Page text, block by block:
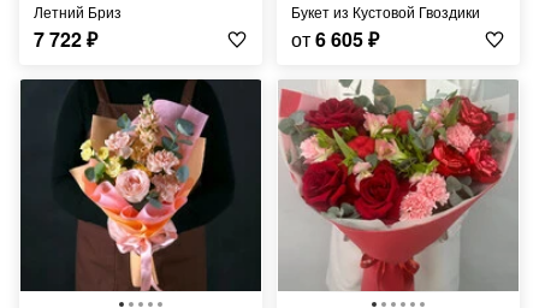
Летний Бриз
7 722₽
Букет из Кустовой Гвоздики
от6 605₽